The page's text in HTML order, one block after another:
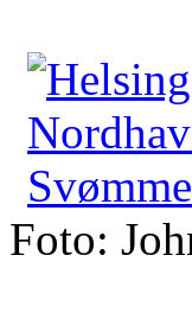
Foto: